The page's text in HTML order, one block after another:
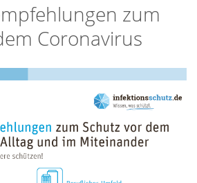
zum
Coronavirus